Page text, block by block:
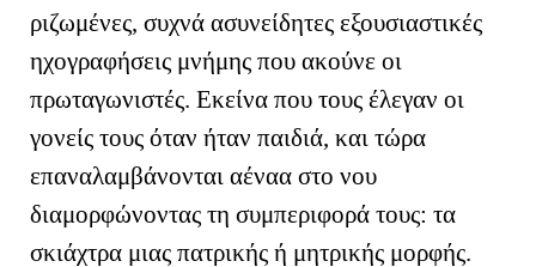
ριζωμένες, συχνά ασυνείδητες εξουσιαστικές
ηχογραφήσεις μνήμης που ακούνε οι
πρωταγωνιστές. Εκείνα που τους έλεγαν οι
γονείς τους όταν ήταν παιδιά, και τώρα
επαναλαμβάνονται αέναα στο νου
διαμορφώνοντας τη συμπεριφορά τους: τα
σκιάχτρα μιας πατρικής ή μητρικής μορφής.